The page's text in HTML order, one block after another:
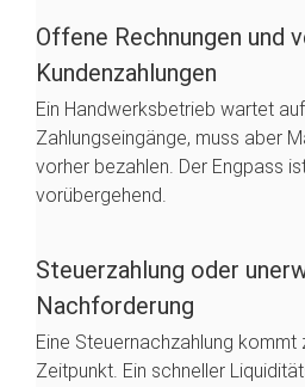
Offene Rechnungen und
Kundenzahlungen
Ein Handwerksbetrieb wartet
Zahlungseingänge, muss aber
vorher bezahlen. Der Engpass
vorübergehend.
Steuerzahlung oder
Nachforderung
Eine Steuernachzahlung kommt
Zeitpunkt. Ein schneller